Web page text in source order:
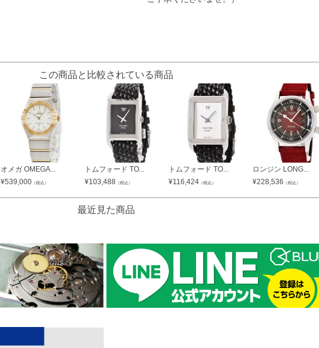
この商品と比較されている商品
オメガ OMEGA...
¥539,000 （税込）
トムフォード TO...
¥103,488 （税込）
トムフォード TO...
¥116,424 （税込）
ロンジン LONG...
¥228,536 （税込）
最近見た商品